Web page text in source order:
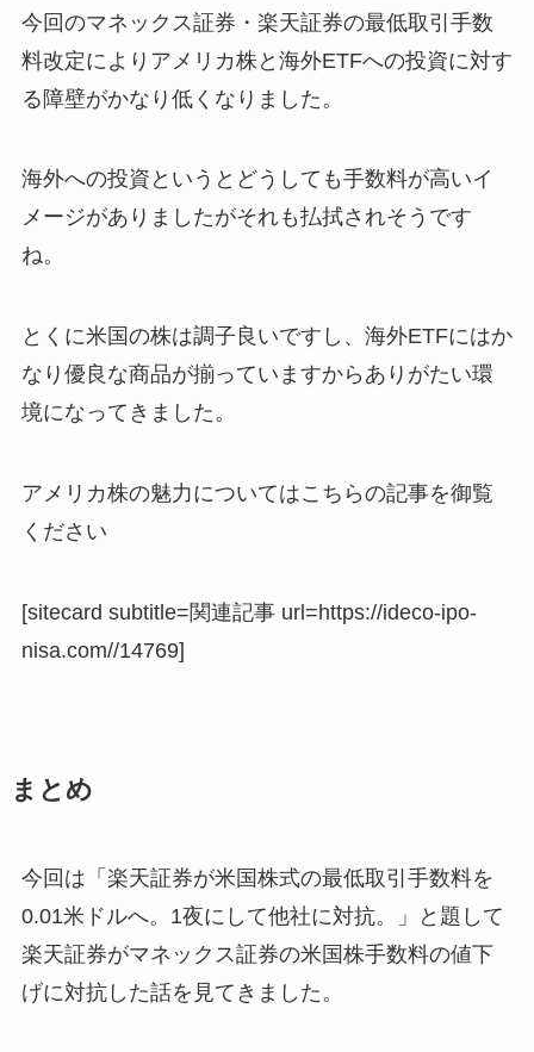
今回のマネックス証券・楽天証券の最低取引手数
料改定によりアメリカ株と海外ETFへの投資に対す
る障壁がかなり低くなりました。
海外への投資というとどうしても手数料が高いイ
メージがありましたがそれも払拭されそうです
ね。
とくに米国の株は調子良いですし、海外ETFにはか
なり優良な商品が揃っていますからありがたい環
境になってきました。
アメリカ株の魅力についてはこちらの記事を御覧
ください
[sitecard subtitle=関連記事 url=https://ideco-ipo-
nisa.com//14769]
まとめ
今回は「楽天証券が米国株式の最低取引手数料を
0.01米ドルへ。1夜にして他社に対抗。」と題して
楽天証券がマネックス証券の米国株手数料の値下
げに対抗した話を見てきました。